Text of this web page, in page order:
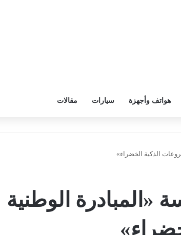
هواتف وأجهزة سيارات مقالات
الذكية الخضراء»
الوطنية